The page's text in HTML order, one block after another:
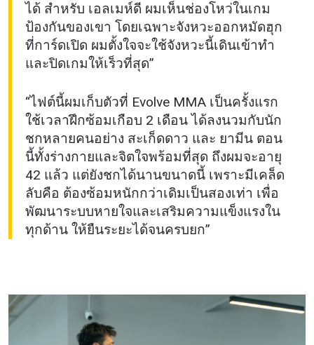
ได้ สำหรับ เอลเมห์ดี ผมเห็นช่องโหว่ในเกม
ป้องกันของเขา โดยเฉพาะจังหวะออกหมัดฮุก
ที่การ์ดเปิด ผมตั้งใจจะใช้จังหวะนี้เดินเข้าทำ
และปิดเกมให้เร็วที่สุด”
“ไฟต์นี้ผมเก็บตัวที่ Evolve MMA เป็นครั้งแรก
ใช้เวลาฝึกซ้อมเกือบ 2 เดือน ได้ลงนวมกับนัก
ชกหลายคนอย่าง สะเก็ดดาว และ ยามีน ตอน
นี้ทั้งร่างกายและจิตใจพร้อมที่สุด ถึงผมจะอายุ
42 แล้ว แต่ยังชกได้นานขนาดนี้ เพราะมีเคล็ด
ลับคือ ต้องซ้อมหนักกว่าเดิมเป็นสองเท่า เพื่อ
พัฒนาระบบหายใจและเสริมความแข็งแรงใน
ทุกด้าน ให้ยืนระยะได้จนครบยก”